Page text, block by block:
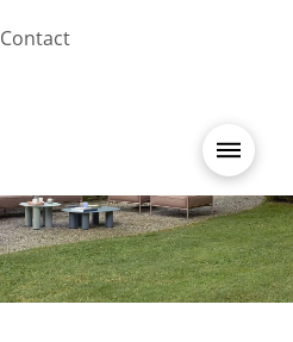
Contact